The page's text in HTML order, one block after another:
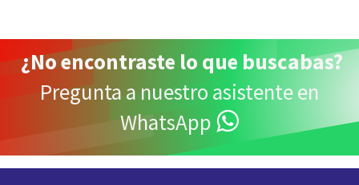
¿No encontraste lo que buscabas?
Pregunta a nuestro asistente en
WhatsApp